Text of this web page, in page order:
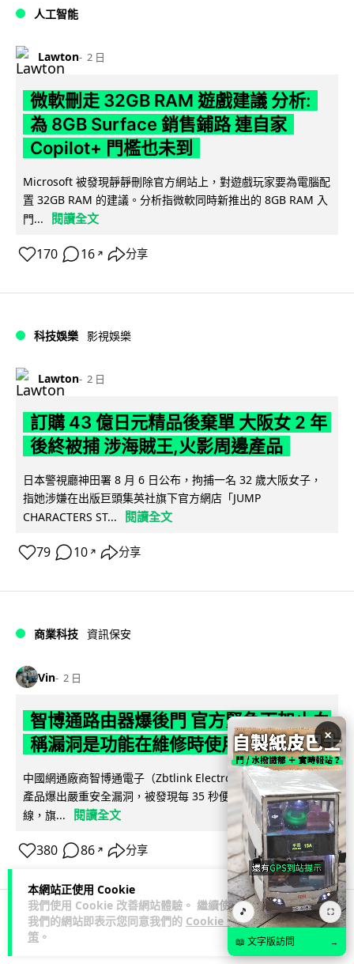
本網站正使用 Cookie
我們使用 Cookie 改善網站體驗。 繼續使用
我們的網站即表示您同意我們的 Cookie 政
策 。
人工智能
Lawton 2 日
微軟刪走 32GB RAM 遊戲建議 分析:
為 8GB Surface 銷售鋪路 連自家
Copilot+ 門檻也未到
Microsoft 被發現靜靜刪除官方網站上，對遊戲玩家要為電腦配
置 32GB RAM 的建議。分析指微軟同時新推出的 8GB RAM 入
門...
閱讀全文
170 16 ↗ 分享
科技娛樂 影視娛樂
Lawton 2 日
訂購 43 億日元精品後棄單 大阪女 2 年
後終被捕 涉海賊王,火影周邊產品
日本警視廳神田署 8 月 6 日公布，拘捕一名 32 歲大阪女子，
指她涉嫌在出版巨頭集英社旗下官方網店「JUMP
CHARACTERS ST...
閱讀全文
79 10 ↗ 分享
商業科技 資訊保安
Vin 2 日
智博通路由器爆後門 官方緊急下架止血
稱漏洞是功能在維修時使用
中國網通廠商智博通電子（Zbtlink Electronics）旗下的路由器
產品爆出嚴重安全漏洞，被發現每 35 秒便會與中國伺服器連
線，旗...
閱讀全文
380 86 ↗ 分享
科技娛樂
×
🎵 ⛶
📖 文字版訪問 →